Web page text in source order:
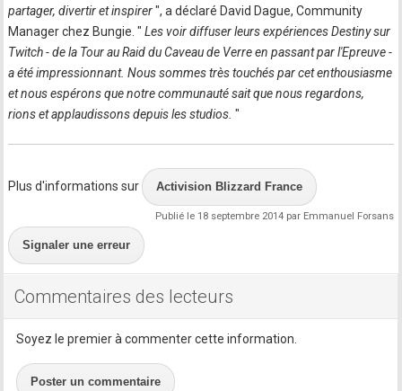
partager, divertir et inspirer", a déclaré David Dague, Community
Manager chez Bungie. " Les voir diffuser leurs expériences Destiny sur
Twitch - de la Tour au Raid du Caveau de Verre en passant par l'Epreuve -
a été impressionnant. Nous sommes très touchés par cet enthousiasme
et nous espérons que notre communauté sait que nous regardons,
rions et applaudissons depuis les studios."
Plus d'informations sur Activision Blizzard France
Publié le 18 septembre 2014 par Emmanuel Forsans
Signaler une erreur
Commentaires des lecteurs
Soyez le premier à commenter cette information.
Poster un commentaire